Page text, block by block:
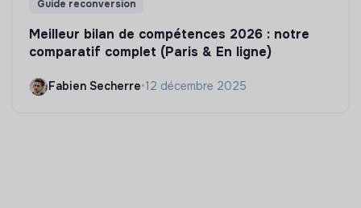
Guide reconversion
Meilleur bilan de compétences 2026 : notre
comparatif complet (Paris & En ligne)
Fabien Secherre•12 décembre 2025